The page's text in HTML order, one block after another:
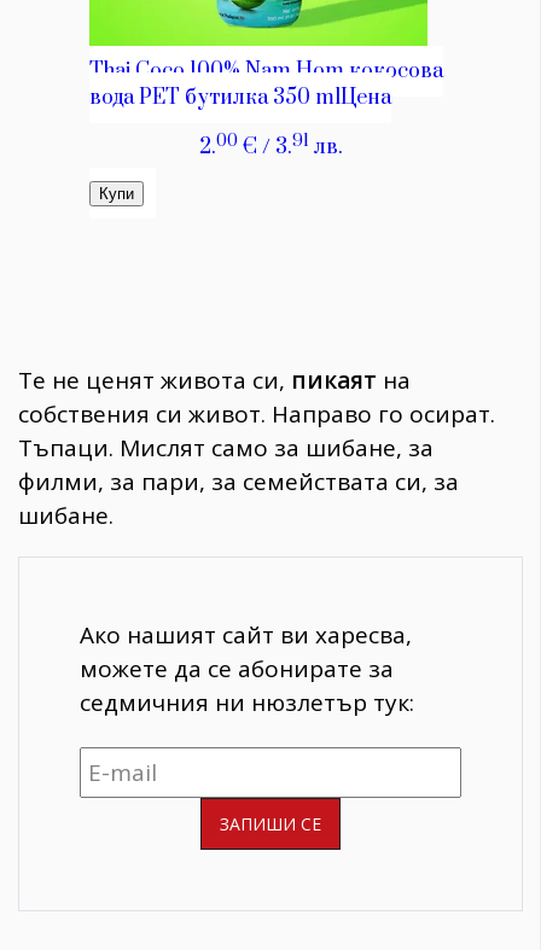
Те не ценят живота си, пикаят на
собствения си живот. Направо го осират.
Тъпаци. Мислят само за шибане, за
филми, за пари, за семействата си, за
шибане.
Ако нашият сайт ви харесва,
можете да се абонирате за
седмичния ни нюзлетър тук: